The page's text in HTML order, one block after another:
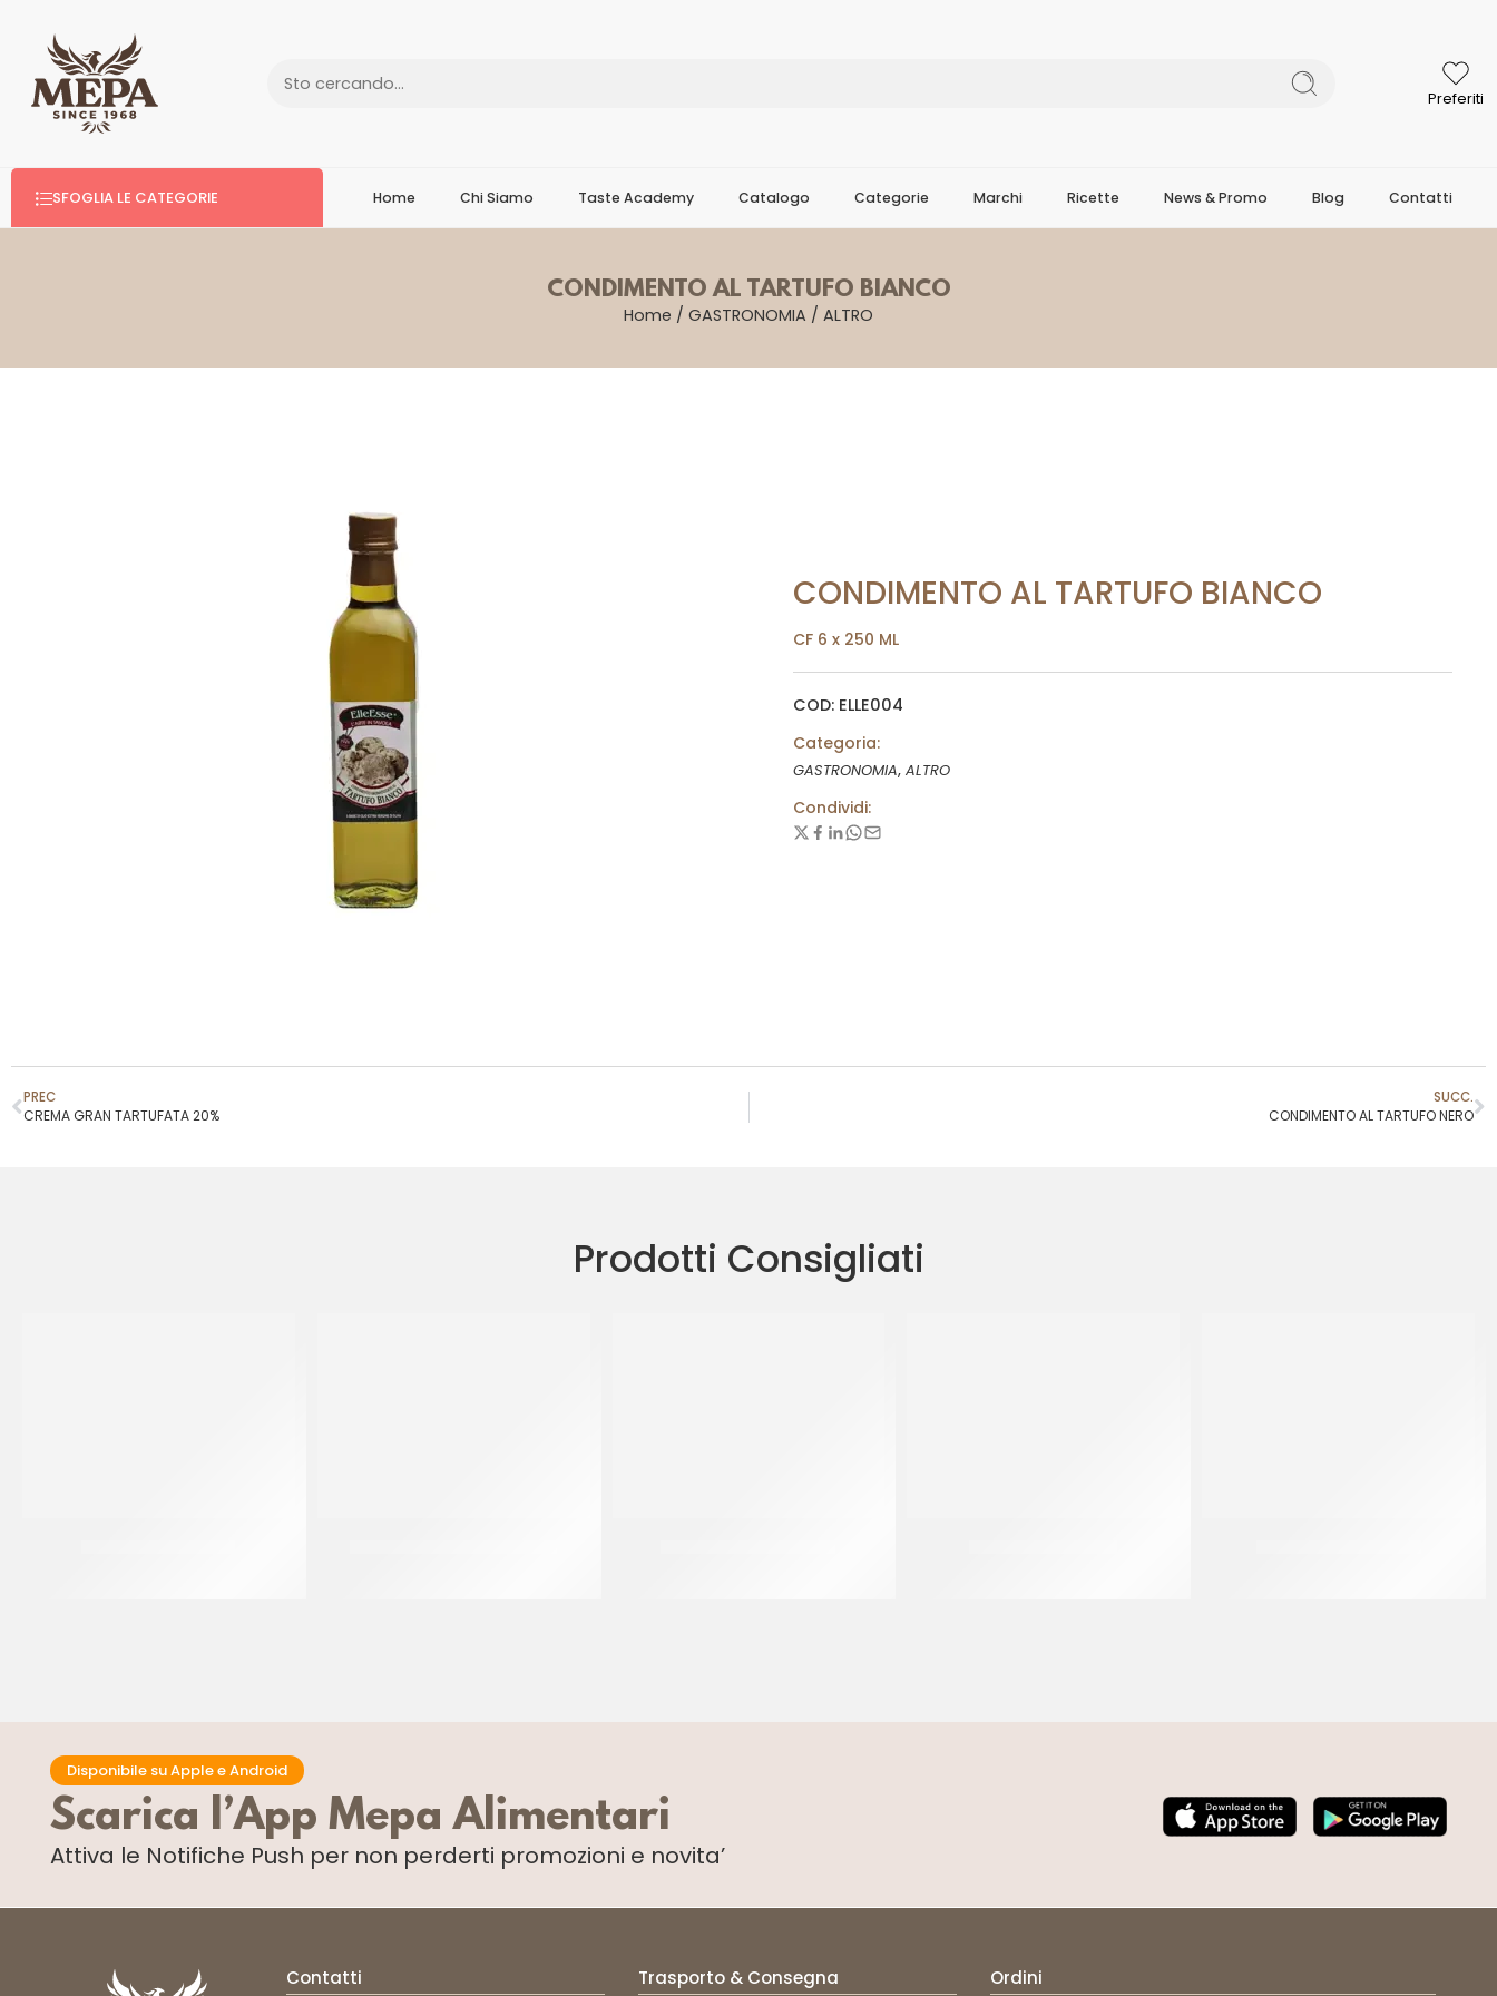
Preferiti
SFOGLIA LE CATEGORIE Home Chi Siamo Taste Academy Catalogo Categorie Marchi Ricette News & Promo Blog Contatti
CONDIMENTO AL TARTUFO BIANCO
Home / GASTRONOMIA / ALTRO
CONDIMENTO AL TARTUFO BIANCO
CF 6 x 250 ML
COD: ELLE004
Categoria:
GASTRONOMIA, ALTRO
Condividi:
PREC
CREMA GRAN TARTUFATA 20%
SUCC.
CONDIMENTO AL TARTUFO NERO
Prodotti Consigliati
Disponibile su Apple e Android
Scarica l’App Mepa Alimentari
Attiva le Notifiche Push per non perderti promozioni e novita’
Contatti Trasporto & Consegna Ordini